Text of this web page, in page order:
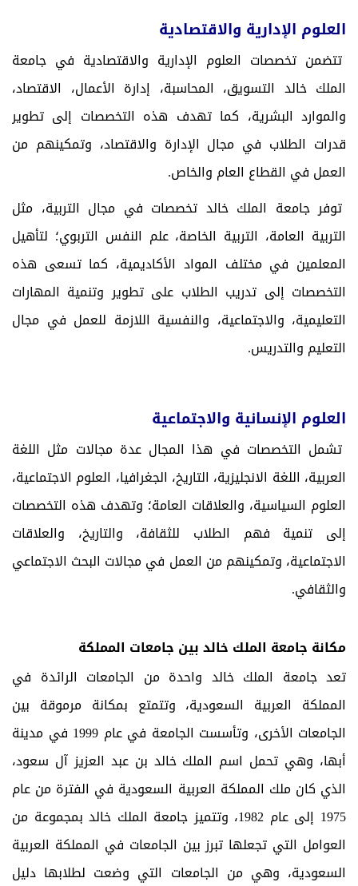
العلوم الإدارية والاقتصادية
تتضمن تخصصات العلوم الإدارية والاقتصادية في جامعة
الملك خالد التسويق، المحاسبة، إدارة الأعمال، الاقتصاد،
والموارد البشرية، كما تهدف هذه التخصصات إلى تطوير
قدرات الطلاب في مجال الإدارة والاقتصاد، وتمكينهم من
العمل في القطاع العام والخاص.
توفر جامعة الملك خالد تخصصات في مجال التربية، مثل
التربية العامة، التربية الخاصة، علم النفس التربوي؛ لتأهيل
المعلمين في مختلف المواد الأكاديمية، كما تسعى هذه
التخصصات إلى تدريب الطلاب على تطوير وتنمية المهارات
التعليمية، والاجتماعية، والنفسية اللازمة للعمل في مجال
التعليم والتدريس.
العلوم الإنسانية والاجتماعية
تشمل التخصصات في هذا المجال عدة مجالات مثل اللغة
العربية، اللغة الانجليزية، التاريخ، الجغرافيا، العلوم الاجتماعية،
العلوم السياسية، والعلاقات العامة؛ وتهدف هذه التخصصات
إلى تنمية فهم الطلاب للثقافة، والتاريخ، والعلاقات
الاجتماعية، وتمكينهم من العمل في مجالات البحث الاجتماعي
والثقافي.
مكانة جامعة الملك خالد بين جامعات المملكة
تعد جامعة الملك خالد واحدة من الجامعات الرائدة في
المملكة العربية السعودية، وتتمتع بمكانة مرموقة بين
الجامعات الأخرى، وتأسست الجامعة في عام 1999 في مدينة
أبها، وهي تحمل اسم الملك خالد بن عبد العزيز آل سعود،
الذي كان ملك المملكة العربية السعودية في الفترة من عام
1975 إلى عام 1982، وتتميز جامعة الملك خالد بمجموعة من
العوامل التي تجعلها تبرز بين الجامعات في المملكة العربية
السعودية، وهي من الجامعات التي وضعت لطلابها دليل